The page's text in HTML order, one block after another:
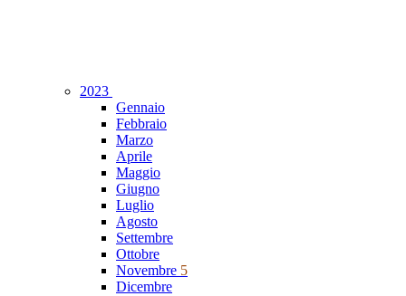
2023
Gennaio
Febbraio
Marzo
Aprile
Maggio
Giugno
Luglio
Agosto
Settembre
Ottobre
Novembre 5
Dicembre